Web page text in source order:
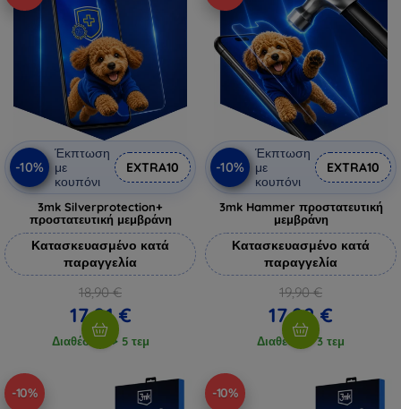
-10%
Έκπτωση
με
κουπόνι
EXTRA10
3mk Silverprotection+
προστατευτική μεμβράνη
Κατασκευασμένο κατά
παραγγελία
18,90 €
17,01 €
Διαθέσιμο > 5 τεμ
-10%
Έκπτωση
με
κουπόνι
EXTRA10
3mk Hammer προστατευτική
μεμβράνη
Κατασκευασμένο κατά
παραγγελία
19,90 €
17,92 €
Διαθέσιμο 3 τεμ
-10% -10%